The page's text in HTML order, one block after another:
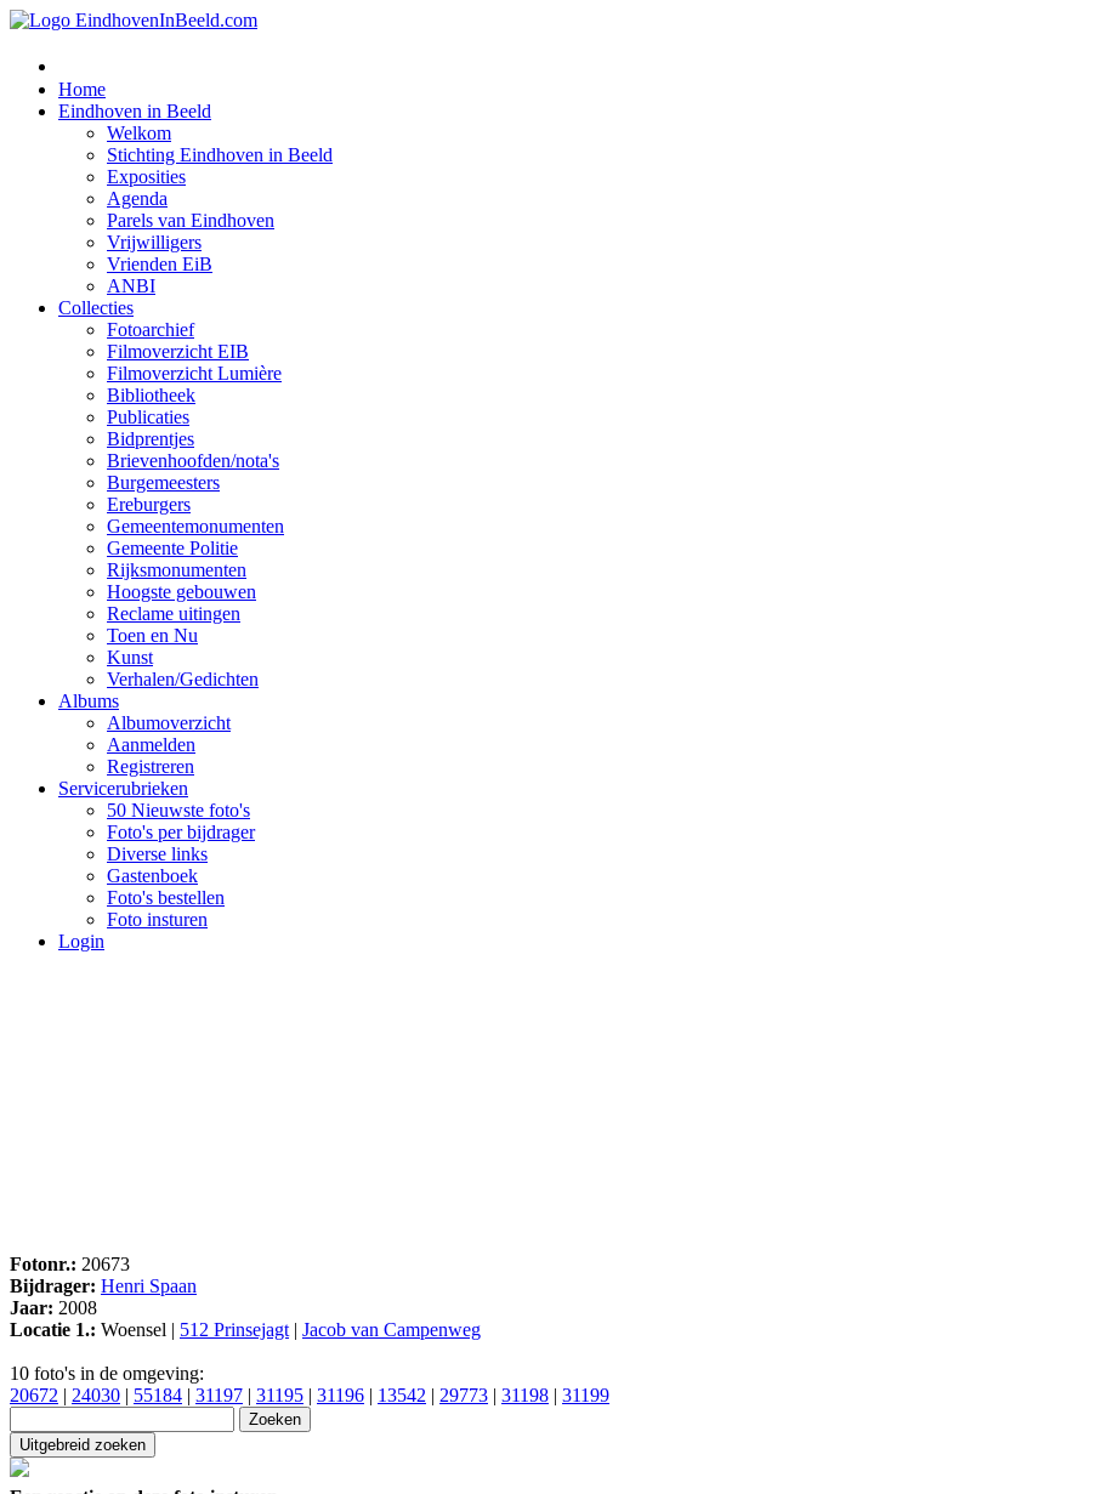
Home
Eindhoven in Beeld
Welkom
Stichting Eindhoven in Beeld
Exposities
Agenda
Parels van Eindhoven
Vrijwilligers
Vrienden EiB
ANBI
Collecties
Fotoarchief
Filmoverzicht EIB
Filmoverzicht Lumière
Bibliotheek
Publicaties
Bidprentjes
Brievenhoofden/nota's
Burgemeesters
Ereburgers
Gemeentemonumenten
Gemeente Politie
Rijksmonumenten
Hoogste gebouwen
Reclame uitingen
Toen en Nu
Kunst
Verhalen/Gedichten
Albums
Albumoverzicht
Aanmelden
Registreren
Servicerubrieken
50 Nieuwste foto's
Foto's per bijdrager
Diverse links
Gastenboek
Foto's bestellen
Foto insturen
Login
Fotonr.: 20673
Bijdrager: Henri Spaan
Jaar: 2008
Locatie 1.: Woensel | 512 Prinsejagt| Jacob van Campenweg
10 foto's in de omgeving:
20672
24030 55184 31197 31195 31196 13542 29773 31198 31199